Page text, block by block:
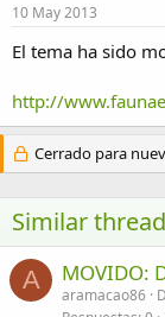
d
e
e
m
a
10 May 2013
El tema ha sido
http://
Cerrado para
Similar
A MOVIDO:
aramacao86